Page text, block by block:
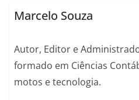
Marcelo Souza
Autor, Editor e
formado em Ciências
motos e tecnologia.